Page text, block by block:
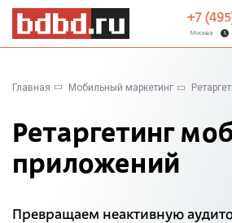
+7
Москва
Главная Мобильный маркетинг
Ретаргетинг
приложений
Превращаем неактивную